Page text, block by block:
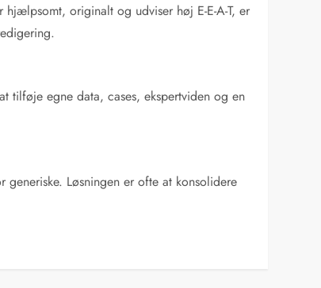
originalt og udviser høj E-E-A-T, er
tilføje egne data, cases, ekspertviden og en
Løsningen er ofte at konsolidere